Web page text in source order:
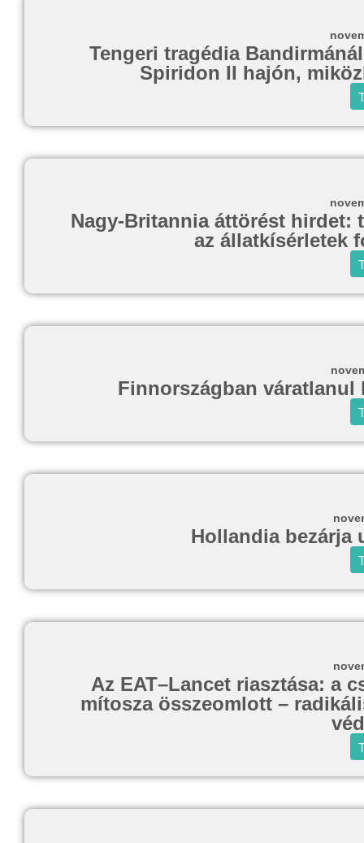
Tengeri tragédia
Spiridon II hajón,
Nagy-Britannia áttörést
az állatkísérletek
Finnországban
Hollandia bezárja
Az EAT–Lancet riasztása: a
mítosza összeomlott –